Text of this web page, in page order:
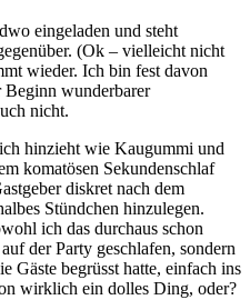
eingeladen und steht
(Ok – vielleicht nicht
wieder. Ich bin fest davon
Beginn wunderbarer
nicht.
hinzieht wie Kaugummi und
komatösen Sekundenschlaf
diskret nach dem
Stündchen hinzulegen.
ich das durchaus schon
der Party geschlafen, sondern
Gäste begrüsst hatte, einfach ins
wirklich ein dolles Ding, oder?